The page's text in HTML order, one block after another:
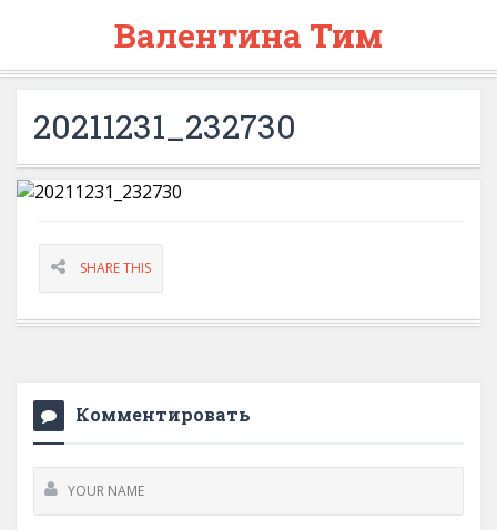
Валентина Тим
20211231_232730
SHARE THIS
Комментировать